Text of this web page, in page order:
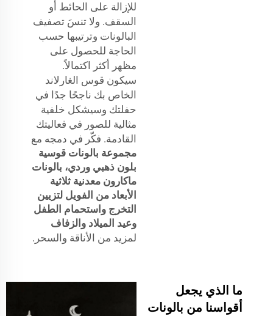
للإزالة على الحائط أو
السقف. ولا تنسَ تصفيف
البالونات وترتيبها حسب
الحاجة للحصول على
مظهر أكثر اكتمالاً.
سيكون قوس الغارلاند
الخاص بك ناجحًا جدًا في
حفلتك وسيشكل خلفية
مثالية للصور في فعاليتك
القادمة. فكّر في دمجه مع
مجموعة بالونات قوسية
بلون ذهبي وردي، بالونات
ماكارون معدنية ثلاثية
الأبعاد من الفويل لتزيين
التخرج واستحمام الطفل
وعيد الميلاد والزفاف
لمزيد من الأناقة والسحر.
ما الذي يجعل
أقواسنا من بالونات